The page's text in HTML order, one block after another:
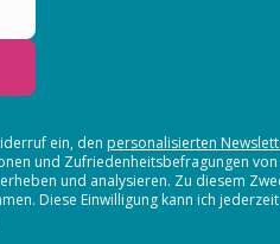
ein, den personalisierten
und Zufriedenheitsbefragungen
und analysieren. Zu diesem
Diese Einwilligung kann ich